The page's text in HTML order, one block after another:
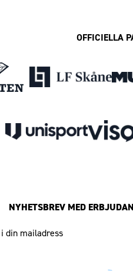
OFFICIELLA
NYHETSBREV MED